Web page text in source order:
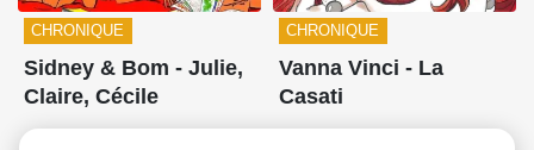
CHRONIQUE
Sidney & Bom - Julie,
Claire, Cécile
CHRONIQUE
Vanna Vinci - La
Casati